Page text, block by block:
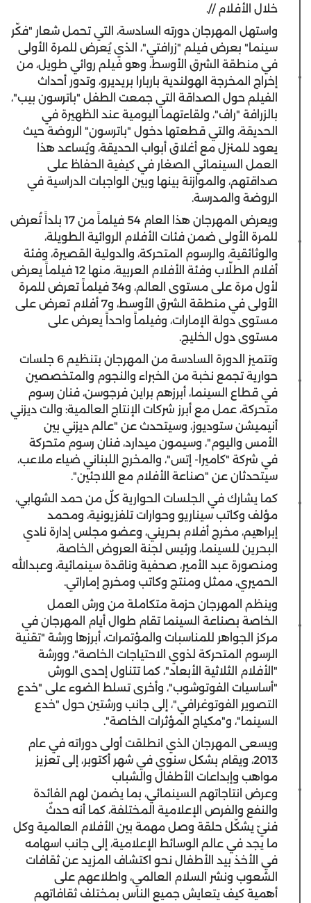
خلال الأفلام //.
واستهل المهرجان دورته السادسة، التي تحمل شعار "فكّر
سينما" بعرض فيلم "زرافتي"، الذي يُعرض للمرة الأولى
في منطقة الشرق الأوسط، وهو فيلم روائي طويل، من
إخراج المخرجة الهولندية باربارا بريديرو، وتدور أحداث
الفيلم حول الصداقة التي جمعت الطفل "باترسون بيب"،
بالزرافة "راف"، ولقاءتهما اليومية عند الظهيرة في
الحديقة، والتي قطعتها دخول "باترسون" الروضة حيث
يعود للمنزل مع أغلاق أبواب الحديقة، ويُساعد هذا
العمل السينمائي الصغار في كيفية الحفاظ على
صداقتهم، والموازنة بينها وبين الواجبات الدراسية في
الروضة والمدرسة.
ويعرض المهرجان هذا العام 54 فيلماً من 17 بلداً تُعرض
للمرة الأولى ضمن فئات الأفلام الروائية الطويلة،
والوثائقية، والرسوم المتحركة، والدولية القصيرة، وفئة
أفلام الطلّاب وفئة الأفلام العربية، منها 12 فيلماً يعرض
لأول مرة على مستوى العالم، و34 فيلماً تعرض للمرة
الأولى في منطقة الشرق الأوسط، و7 أفلام تعرض على
مستوى دولة الإمارات، وفيلماً واحداً يعرض على
مستوى دول الخليج.
وتتميز الدورة السادسة من المهرجان بتنظيم 6 جلسات
حوارية تجمع نخبة من الخبراء والنجوم والمتخصصين
في قطاع السينما، أبرزهم براين فرجوسن، فنان رسوم
متحركة، عمل مع أبرز شركات الإنتاج العالمية: والت ديزني
أنيميشن ستوديوز، وسيتحدث عن "عالم ديزني بين
الأمس واليوم"، وسيمون ميدارد، فنان رسوم متحركة
في شركة "كاميرا- إتس"، والمخرج اللبناني ضياء ملاعب،
سيتحدثان عن "صناعة الأفلام مع اللاجئين".
كما يشارك في الجلسات الحوارية كلٌ من حمد الشهابي،
مؤلف وكاتب سيناريو وحوارات تلفزيونية، ومحمد
إبراهيم، مخرج أفلام بحريني، وعضو مجلس إدارة نادي
البحرين للسينما، ورئيس لجنة العروض الخاصة،
ومنصورة عبد الأمير، صحفية وناقدة سينمائية، وعبدالله
الحميري، ممثل ومنتج وكاتب ومخرج إماراتي.
وينظم المهرجان حزمة متكاملة من ورش العمل
الخاصة بصناعة السينما تقام طوال أيام المهرجان في
مركز الجواهر للمناسبات والمؤتمرات، أبرزها ورشة "تقنية
الرسوم المتحركة لذوي الاحتياجات الخاصة"، وورشة
"الأفلام الثلاثية الأبعاد"، كما تتناول إحدى الورش
"أساسيات الفوتوشوب"، وأخرى تسلط الضوء على "خدع
التصوير الفوتوغرافي"، إلى جانب ورشتين حول "خدع
السينما"، و"مكياج المؤثرات الخاصة".
ويسعى المهرجان الذي انطلقت أولى دوراته في عام
2013، ويقام بشكل سنوي في شهر أكتوبر، إلى تعزيز
مواهب وإبداعات الأطفال والشباب
وعرض انتاجاتهم السينمائي، بما يضمن لهم الفائدة
والنفع والفرص الإعلامية المختلفة، كما أنه حدثٌ
فنيّ يشكّل حلقة وصل مهمة بين الأفلام العالمية وكل
ما يجد في عالم الوسائط الإعلامية، إلى جانب اسهامه
في الأخذ بيد الأطفال نحو اكتشاف المزيد عن ثقافات
الشعوب ونشر السلام العالمي، واطلاعهم على
أهمية كيف يتعايش جميع الناس بمختلف ثقافاتهم